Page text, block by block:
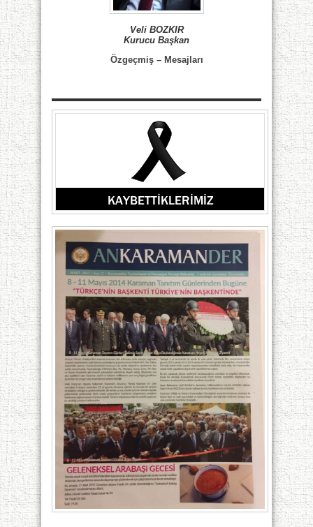
Veli BOZKIR
Kurucu Başkan
Özgeçmiş– Mesajları